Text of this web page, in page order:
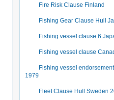
Fire Risk Clause Finland
Fishing Gear Clause Hull
Fishing vessel clause 6
Fishing vessel clause
Fishing vessel
1979
Fleet Clause Hull Sweden